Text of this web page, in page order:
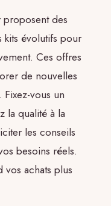
des
kits évolutifs pour
Ces offres
de nouvelles
vous un
la qualité à la
les conseils
besoins réels.
achats plus